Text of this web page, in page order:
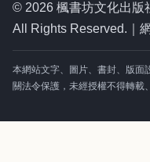
© 2026 楓書坊文化出版
All Rights Reserved.｜
本網站文字、圖片、書封、版面
關法令保護，未經授權不得轉載